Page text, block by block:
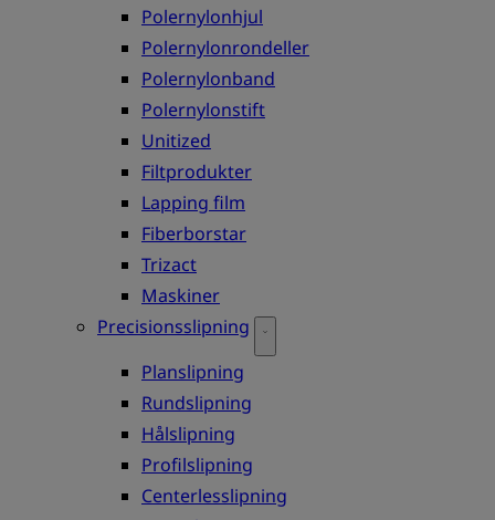
Polernylonhjul
Polernylonrondeller
Polernylonband
Polernylonstift
Unitized
Filtprodukter
Lapping film
Fiberborstar
Trizact
Maskiner
Precisionsslipning
Planslipning
Rundslipning
Hålslipning
Profilslipning
Centerlesslipning